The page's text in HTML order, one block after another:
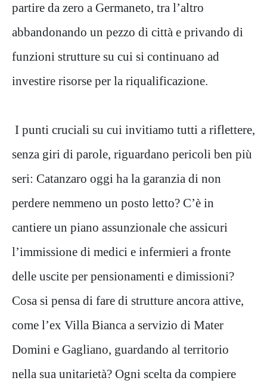
partire da zero a Germaneto, tra l’altro
abbandonando un pezzo di città e privando di
funzioni strutture su cui si continuano ad
investire risorse per la riqualificazione.
I punti cruciali su cui invitiamo tutti a riflettere,
senza giri di parole, riguardano pericoli ben più
seri: Catanzaro oggi ha la garanzia di non
perdere nemmeno un posto letto? C’è in
cantiere un piano assunzionale che assicuri
l’immissione di medici e infermieri a fronte
delle uscite per pensionamenti e dimissioni?
Cosa si pensa di fare di strutture ancora attive,
come l’ex Villa Bianca a servizio di Mater
Domini e Gagliano, guardando al territorio
nella sua unitarietà? Ogni scelta da compiere